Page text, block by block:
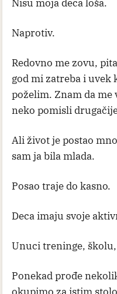
Nisu moja deca loša.
Naprotiv.
Redovno me zovu,
god mi zatreba i uvek
poželim. Znam da me
neko pomisli
Ali život je postao
sam ja bila mlada.
Posao traje do kasno.
Deca imaju svoje
Unuci treninge,
Ponekad prođe